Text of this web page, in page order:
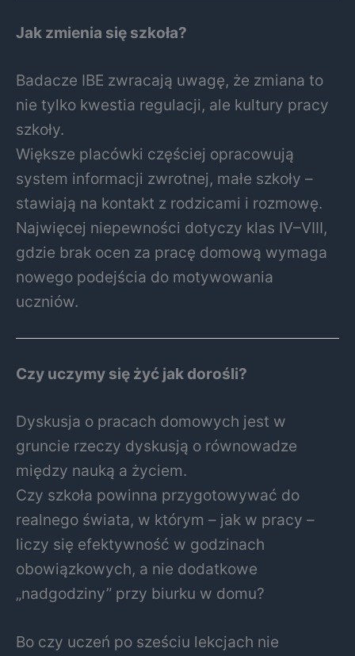
Jak zmienia się szkoła?
Badacze IBE zwracają uwagę, że zmiana to
nie tylko kwestia regulacji, ale kultury pracy
szkoły.
Większe placówki częściej opracowują
system informacji zwrotnej, małe szkoły –
stawiają na kontakt z rodzicami i rozmowę.
Najwięcej niepewności dotyczy klas IV–VIII,
gdzie brak ocen za pracę domową wymaga
nowego podejścia do motywowania
uczniów.
Czy uczymy się żyć jak dorośli?
Dyskusja o pracach domowych jest w
gruncie rzeczy dyskusją o równowadze
między nauką a życiem.
Czy szkoła powinna przygotowywać do
realnego świata, w którym – jak w pracy –
liczy się efektywność w godzinach
obowiązkowych, a nie dodatkowe
„nadgodziny” przy biurku w domu?
Bo czy uczeń po sześciu lekcjach nie